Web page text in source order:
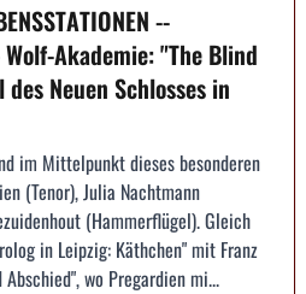
--
Akademie: "The Blind
Neuen Schlosses in
im Mittelpunkt dieses besonderen
(Tenor), Julia Nachtmann
(Hammerflügel). Gleich
in Leipzig: Käthchen" mit Franz
wo Pregardien mi...